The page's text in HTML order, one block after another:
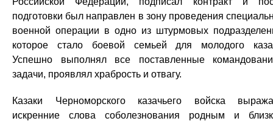
подготовки был направлен в зону проведения
военной операции в одно из штурмовых
которое стало боевой семьей для молодого
Успешно выполнял все поставленные
задачи, проявлял храбрость и отвагу.
Казаки Черноморского казачьего войска
искренние слова соболезнования родным и